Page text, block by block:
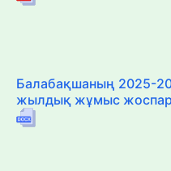
Балабақшаның 2025-
жылдық жұмыс